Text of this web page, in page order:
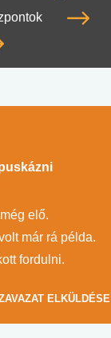
elő.
már rá példa.
fordulni.
ELKÜLDÉSE